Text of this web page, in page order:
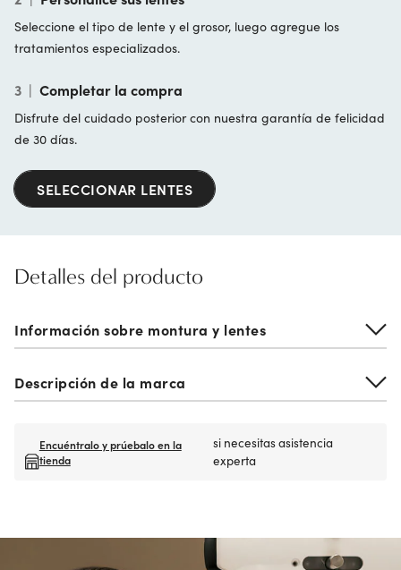
Seleccione el tipo de lente y el grosor, luego agregue los
tratamientos especializados.
3 | Completar la compra
Disfrute del cuidado posterior con nuestra garantía de felicidad
de 30 días.
SELECCIONAR LENTES
Detalles del producto
Información sobre montura y lentes
Descripción de la marca
Encuéntralo y prúebalo en la
tienda
si necesitas asistencia
experta